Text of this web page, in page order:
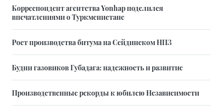
Корреспондент агентства Yonhap поделился
впечатлениями о Туркменистане
Рост производства битума на Сейдинском НПЗ
Будни газовиков Губадага: надежность и развитие
Производственные рекорды к юбилею Независимости